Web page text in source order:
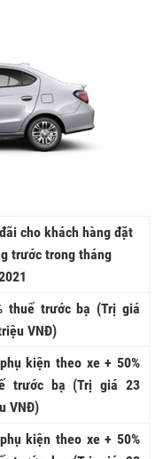
cho khách hàng đặt
trước trong tháng
thuế trước bạ (Trị giá
VNĐ)
kiện theo xe + 50%
trước bạ (Trị giá 23
VNĐ)
kiện theo xe + 50%